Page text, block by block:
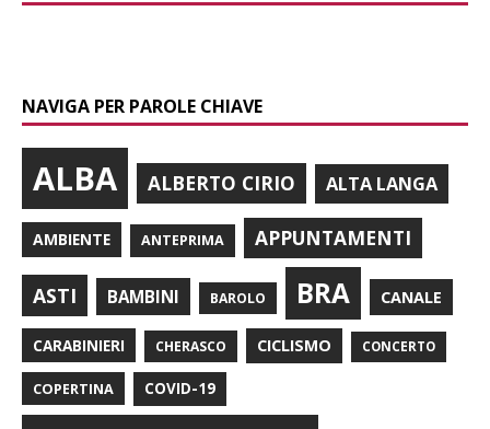
NAVIGA PER PAROLE CHIAVE
ALBA ALBERTO CIRIO ALTA LANGA
AMBIENTE ANTEPRIMA APPUNTAMENTI
ASTI BAMBINI BAROLO BRA CANALE
CARABINIERI CHERASCO CICLISMO CONCERTO
COPERTINA COVID-19